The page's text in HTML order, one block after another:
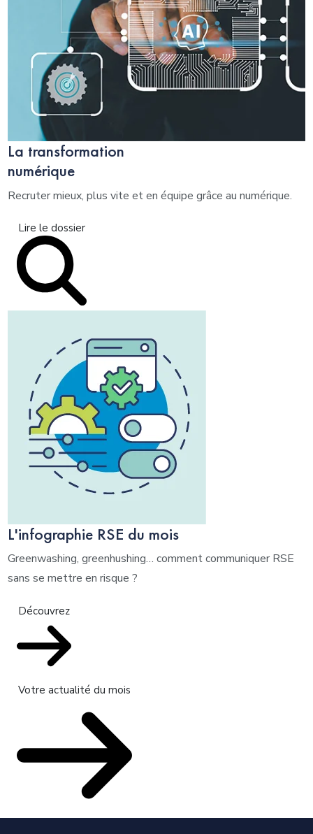
La transformation
numérique
Recruter mieux, plus vite et en équipe grâce au numérique.
Lire le dossier
L'infographie RSE du mois
Greenwashing, greenhushing… comment communiquer RSE
sans se mettre en risque ?
Découvrez
Votre actualité du mois